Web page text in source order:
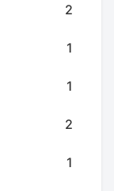
2
1
1
2
1